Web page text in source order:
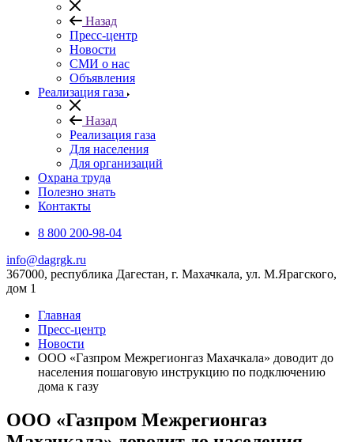
Назад
Пресс-центр
Новости
СМИ о нас
Объявления
Реализация газа
Назад
Реализация газа
Для населения
Для организаций
Охрана труда
Полезно знать
Контакты
8 800 200-98-04
info@dagrgk.ru
367000, республика Дагестан, г. Махачкала, ул. М.Ярагского,
дом 1
Главная
Пресс-центр
Новости
ООО «Газпром Межрегионгаз Махачкала» доводит до
населения пошаговую инструкцию по подключению
дома к газу
ООО «Газпром Межрегионгаз